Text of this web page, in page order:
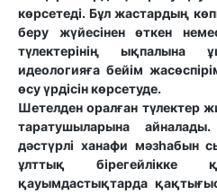
көрсетеді. Бұл жастардың
беру жүйесінен өткен
түлектерінің ықпалына
идеологияға бейім
өсу үрдісін көрсетуде.
Шетелден оралған түлектер
таратушыларына
дәстүрлі ханафи мәзһабын
ұлттық
қауымдастықтарда